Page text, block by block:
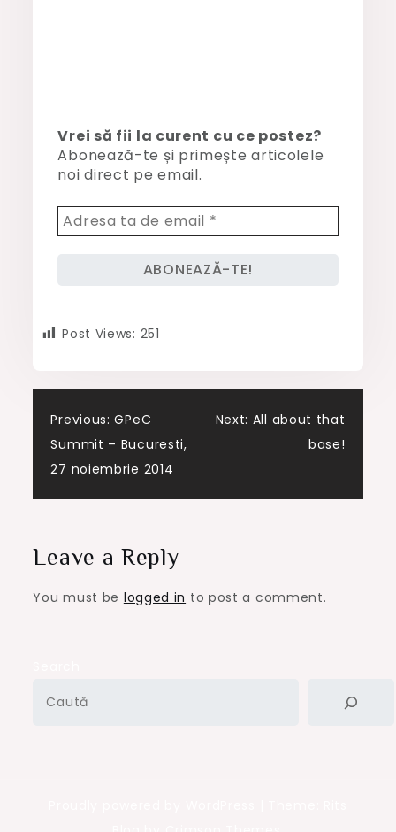
Vrei să fii la curent cu ce postez?
Abonează-te și primește articolele
noi direct pe email.
Post Views: 251
Post
navigation
Previous: GPeC
Summit – Bucuresti,
27 noiembrie 2014
Next: All about that
base!
Leave a Reply
You must be logged in to post a comment.